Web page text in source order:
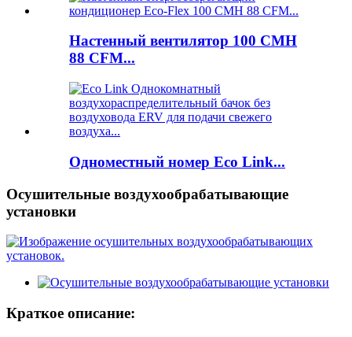
Настенный вентилятор 100 CMH
88 CFM...
Одноместный номер Eco Link...
Осушительные воздухообрабатывающие
установки
Краткое описание: